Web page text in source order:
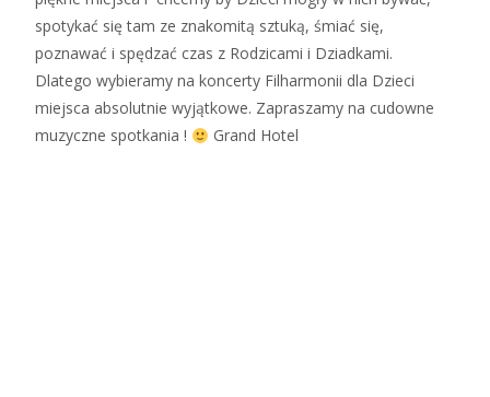
spotykać się tam ze znakomitą sztuką, śmiać się,
poznawać i spędzać czas z Rodzicami i Dziadkami.
Dlatego wybieramy na koncerty Filharmonii dla Dzieci
miejsca absolutnie wyjątkowe. Zapraszamy na cudowne
muzyczne spotkania !
Grand Hotel